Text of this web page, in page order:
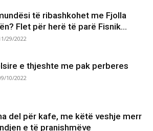
të ribashkohet me Fjolla
Flet për herë të parë Fisnik...
29/2022
e thjeshte me pak perberes
10/2022
del për kafe, me këtë veshje merr
e të pranishmëve